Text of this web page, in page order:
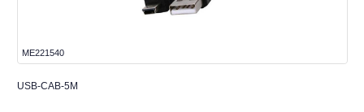
ME221540
USB-CAB-5M